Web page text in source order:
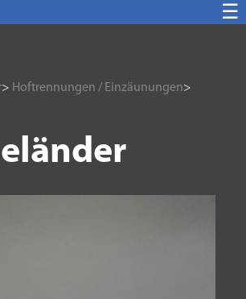
☰
> Hoftrennungen / Einzäunungen>